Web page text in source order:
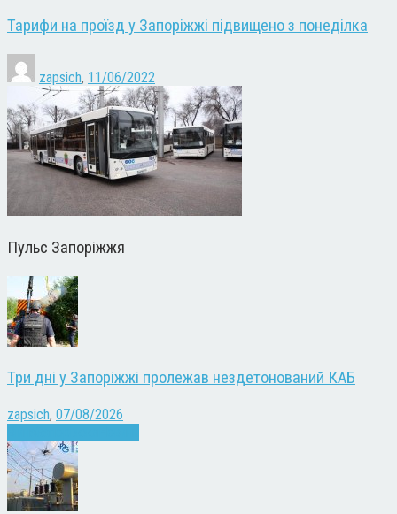
Тарифи на проїзд у Запоріжжі підвищено з понеділка
zapsich, 11/06/2022
Пульс Запоріжжя
Три дні у Запоріжжі пролежав нездетонований КАБ
zapsich, 07/08/2026